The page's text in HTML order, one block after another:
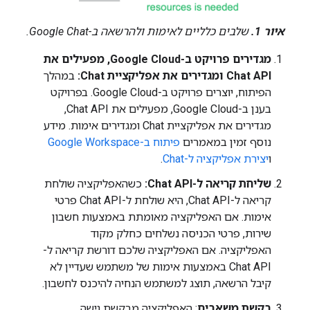
איור 1. שלבים כלליים לאימות ולהרשאה ב-Google Chat.
מגדירים פרויקט ב-Google Cloud, מפעילים את
Chat API ומגדירים את אפליקציית Chat:
במהלך
הפיתוח, יוצרים פרויקט ב-Google Cloud. בפרויקט
בענן ב-Google Cloud, מפעילים את Chat API,
מגדירים את אפליקציית Chat ומגדירים אימות. מידע
נוסף זמין במאמרים פיתוח ב-Google Workspace
ויצירת אפליקציה ל-Chat
.
שליחת קריאה ל-Chat API:
כשהאפליקציה שולחת
קריאה ל-Chat API, היא שולחת ל-Chat API פרטי
אימות. אם האפליקציה מאומתת באמצעות חשבון
שירות, פרטי הכניסה נשלחים כחלק מקוד
האפליקציה. אם האפליקציה שלכם דורשת קריאה ל-
Chat API באמצעות אימות של משתמש שעדיין לא
קיבל הרשאה, תוצג למשתמש הנחיה להיכנס לחשבון.